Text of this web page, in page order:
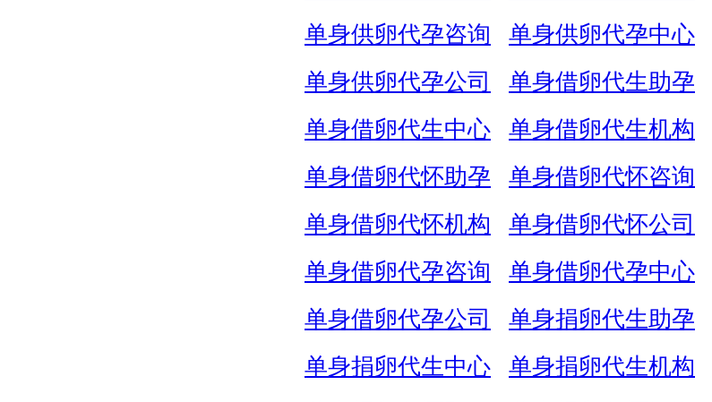
单身供卵代孕咨询
单身供卵代孕中心
单身供卵代孕公司
单身借卵代生助孕
单身借卵代生中心
单身借卵代生机构
单身借卵代怀助孕
单身借卵代怀咨询
单身借卵代怀机构
单身借卵代怀公司
单身借卵代孕咨询
单身借卵代孕中心
单身借卵代孕公司
单身捐卵代生助孕
单身捐卵代生中心
单身捐卵代生机构